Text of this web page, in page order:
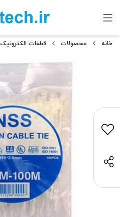
خانه محصولات قطعات الکترونیک